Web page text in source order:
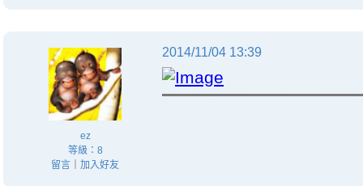
ez
等級：8
留言
加入好友
2014/11/04 13:39